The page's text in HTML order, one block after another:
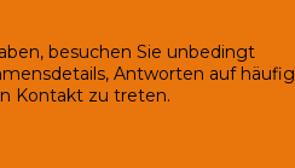
besuchen Sie unbedingt
Antworten auf häufig
Kontakt zu treten.